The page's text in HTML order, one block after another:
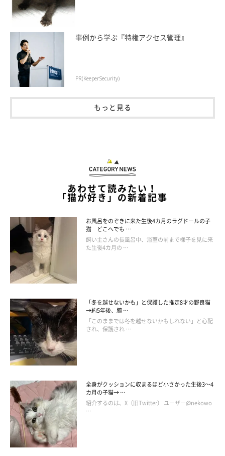
@DAYS31612434
イチゴ農園「まつもとファーム」の看板猫として、SNSでも人気
のコタローくん。
コタローくんを見た人からは、「表情豊かだね」
がたびたびあるのだそう。飼い主さんが「おやついる？」と聞く
と、明らかに「いる！」の顔になる
その表情豊かなところが、多くの人を魅了しているのかもしれま
事例から学ぶ『特権アクセス管理』
PR(KeeperSecurity)
もっと見る
あわせて読みたい！
「猫が好き」の新着記事
お風呂をのぞきに来た生後4カ月のラグドールの子
猫 どこへでも …
飼い主さんの長風呂中、浴室の前まで様子を見に来
た生後4カ月の …
「冬を越せないかも」と保護した推定8才の野良猫
→約5年後、腕 …
「このままでは冬を越せないかもしれない」と心配
され、保護され …
全身がクッションに収まるほど小さかった生後3～4
カ月の子猫→ …
紹介するのは、X（旧Twitter） ユーザー@nekowo
…